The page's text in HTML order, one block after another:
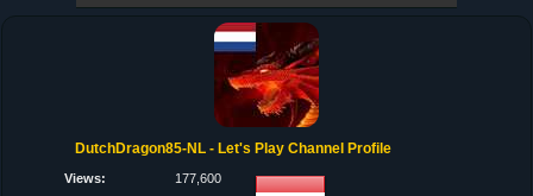
DutchDragon85-NL - Let's Play Channel Profile
Views: 177,600